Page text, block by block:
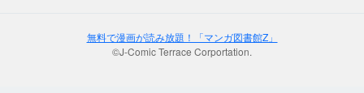
無料で漫画が読み放題！「マンガ図書館Z」
©J-Comic Terrace Corportation.